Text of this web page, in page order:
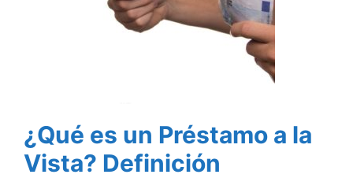
¿Qué es un Préstamo a la
Vista? Definición